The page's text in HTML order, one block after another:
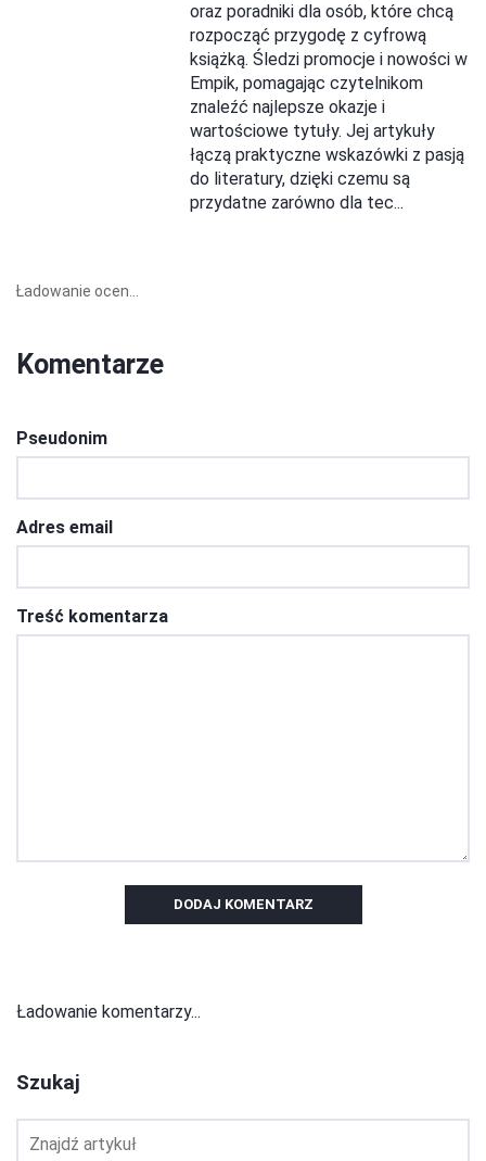
oraz poradniki dla osób, które chcą
rozpocząć przygodę z cyfrową
książką. Śledzi promocje i nowości w
Empik, pomagając czytelnikom
znaleźć najlepsze okazje i
wartościowe tytuły. Jej artykuły
łączą praktyczne wskazówki z pasją
do literatury, dzięki czemu są
przydatne zarówno dla tec...
Ładowanie ocen...
Komentarze
Pseudonim
Adres email
Treść komentarza
DODAJ KOMENTARZ
Ładowanie komentarzy...
Szukaj